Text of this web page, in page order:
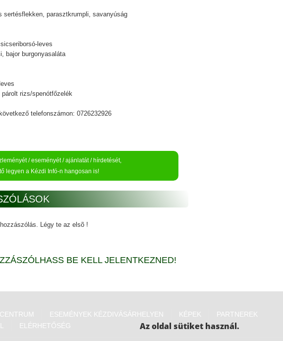
sertésflekken, parasztkrumpli, savanyúság
leves
bajor burgonyasaláta
párolt rizs/spenótfőzelék
telefonszámon: 0726232926
/ eseményét / ajánlatát / hírdetését,
legyen a Kézdi Infó-n hangosan is!
Légy te az elsõ !
BE KELL JELENTKEZNED!
CENTRUM ESEMÉNYEK KÉZDIVÁSÁRHELYEN KÉPEK
PARTNEREK
ELÉRHETŐSÉG Az oldal sütiket használ.